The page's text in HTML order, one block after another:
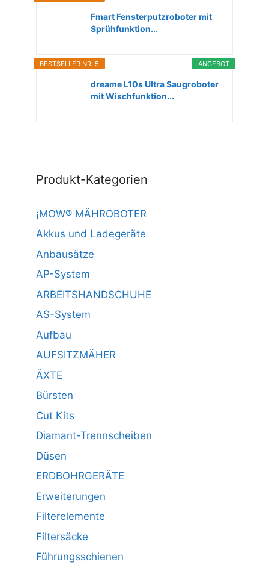
Fmart Fensterputzroboter mit
Sprühfunktion...
ANGEBOT
BESTSELLER NR. 5
dreame L10s Ultra Saugroboter
mit Wischfunktion...
Produkt-Kategorien
¡MOW® MÄHROBOTER
Akkus und Ladegeräte
Anbausätze
AP-System
ARBEITSHANDSCHUHE
AS-System
Aufbau
AUFSITZMÄHER
ÄXTE
Bürsten
Cut Kits
Diamant-Trennscheiben
Düsen
ERDBOHRGERÄTE
Erweiterungen
Filterelemente
Filtersäcke
Führungsschienen